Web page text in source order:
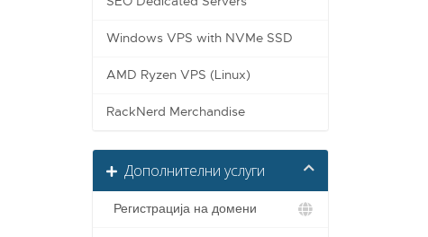
Windows VPS with NVMe SSD
AMD Ryzen VPS (Linux)
RackNerd Merchandise
Дополнителни услуги
Регистрација на домени